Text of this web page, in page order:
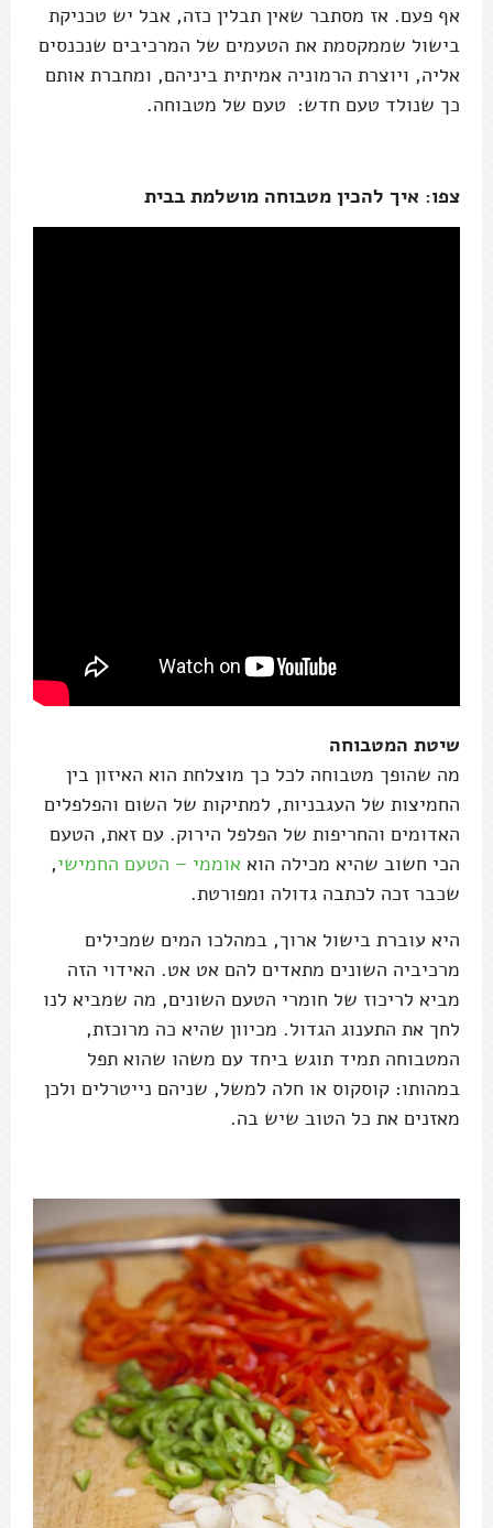
אף פעם. אז מסתבר שאין תבלין כזה, אבל יש טכניקת
בישול שממקסמת את הטעמים של המרכיבים שנכנסים
אליה, ויוצרת הרמוניה אמיתית ביניהם, ומחברת אותם
כך שנולד טעם חדש: טעם של מטבוחה.
צפו: איך להכין מטבוחה מושלמת בבית
שיטת המטבוחה
מה שהופך מטבוחה לכל כך מוצלחת הוא האיזון בין
החמיצות של העגבניות, למתיקות של השום והפלפלים
האדומים והחריפות של הפלפל הירוק. עם זאת, הטעם
הכי חשוב שהיא מכילה הוא אוממי – הטעם החמישי,
שכבר זכה לכתבה גדולה ומפורטת.
היא עוברת בישול ארוך, במהלכו המים שמכילים
מרכיביה השונים מתאדים להם אט אט. האידוי הזה
מביא לריכוז של חומרי הטעם השונים, מה שמביא לנו
לחך את התענוג הגדול. מכיוון שהיא כה מרוכזת,
המטבוחה תמיד תוגש ביחד עם משהו שהוא תפל
במהותו: קוסקוס או חלה למשל, שניהם נייטרלים ולכן
מאזנים את כל הטוב שיש בה.